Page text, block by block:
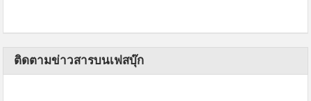
ติดตามข่าวสารบนเฟสบุ๊ก